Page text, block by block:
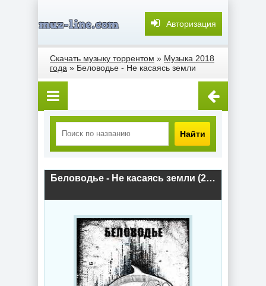
Авторизация
Скачать музыку торрентом » Музыка 2018
года » Беловодье - Не касаясь земли
Найти
Беловодье - Не касаясь земли (2018) скачать торрент